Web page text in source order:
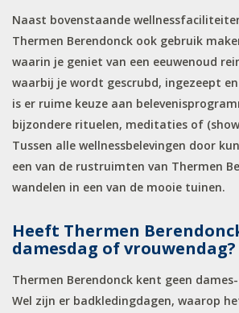
Naast bovenstaande
Thermen Berendonck ook gebruik
waarin je geniet van een eeuwenoud
waarbij je wordt gescrubd, ingezeept
is er ruime keuze aan
bijzondere rituelen, meditaties of
Tussen alle wellnessbelevingen door
een van de rustruimten van Thermen
wandelen in een van de mooie tuinen.
Heeft Thermen
damesdag of vrouwendag?
Thermen Berendonck kent geen
Wel zijn er badkledingdagen, waarop